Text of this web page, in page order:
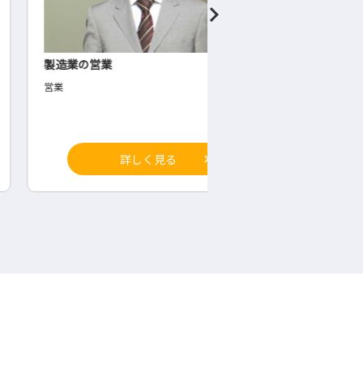
詳しく見る